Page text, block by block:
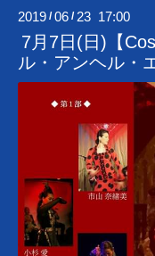
2019 /06 / 23 17:00
7月7日(日)【
ル・アンヘル・